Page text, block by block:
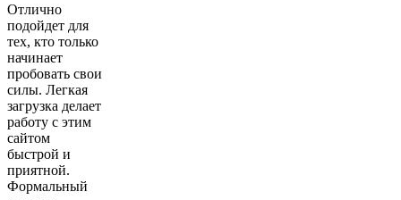
Отлично
подойдет для
тех, кто только
начинает
пробовать свои
силы. Легкая
загрузка делает
работу с этим
сайтом
быстрой и
приятной.
Формальный